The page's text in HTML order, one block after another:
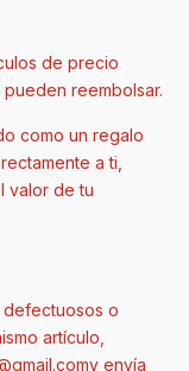
de precio
reembolsar.
como un regalo
a ti,
valor de tu
defectuosos o
artículo,
envía